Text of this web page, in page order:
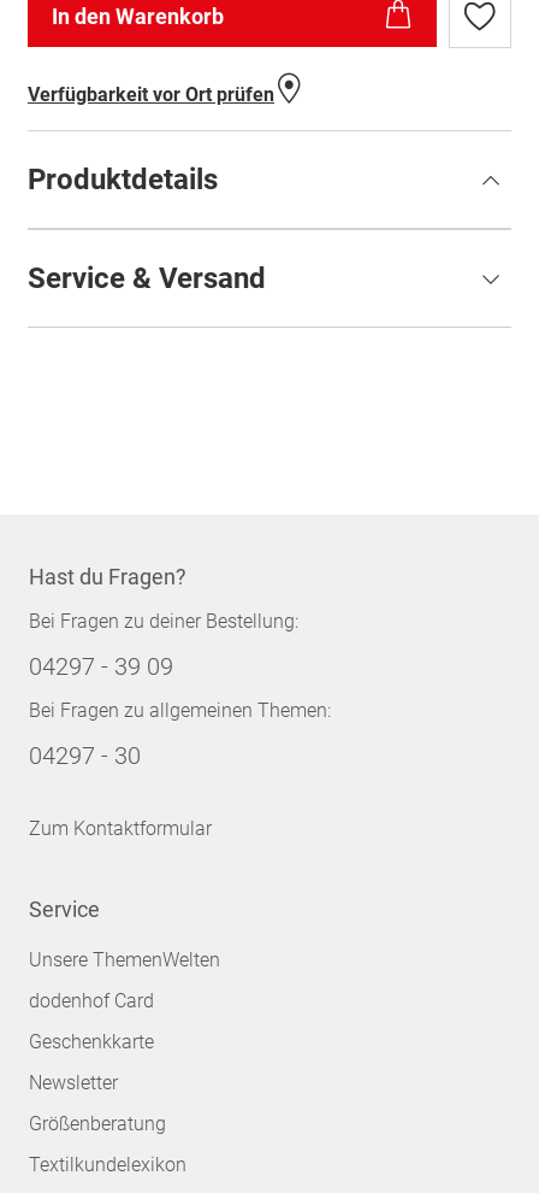
In den Warenkorb
Zur
Verfügbarkeit vor Ort prüfen
Produktdetails
Service & Versand
Hast du Fragen?
Bei Fragen zu deiner Bestellung:
04297 - 39 09
Bei Fragen zu allgemeinen Themen:
04297 - 30
Zum Kontaktformular
Service
Unsere ThemenWelten
dodenhof Card
Geschenkkarte
Newsletter
Größenberatung
Textilkundelexikon